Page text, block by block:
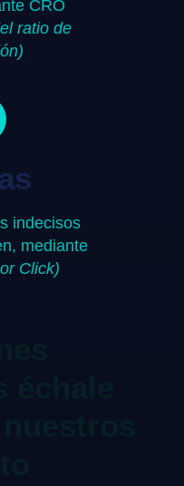
CRO
ratio de
indecisos
mediante
Click)